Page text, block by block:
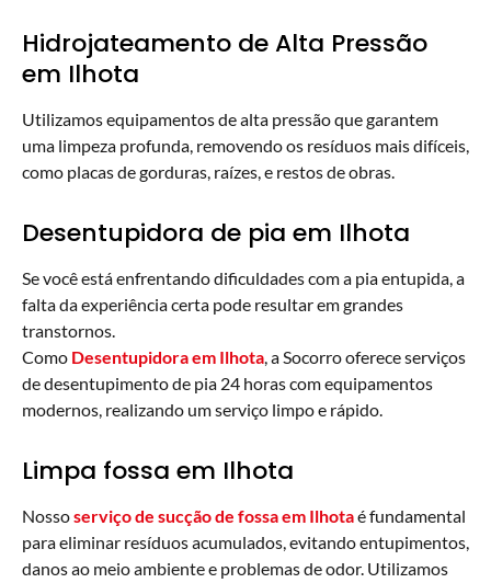
Hidrojateamento de Alta Pressão
em Ilhota
Utilizamos equipamentos de alta pressão que garantem
uma limpeza profunda, removendo os resíduos mais difíceis,
como placas de gorduras, raízes, e restos de obras.
Desentupidora de pia em Ilhota
Se você está enfrentando dificuldades com a pia entupida, a
falta da experiência certa pode resultar em grandes
transtornos.
Como Desentupidora em Ilhota, a Socorro oferece serviços
de desentupimento de pia 24 horas com equipamentos
modernos, realizando um serviço limpo e rápido.
Limpa fossa em Ilhota
Nossoserviço de sucção de fossa em Ilhotaé fundamental
para eliminar resíduos acumulados, evitando entupimentos,
danos ao meio ambiente e problemas de odor. Utilizamos